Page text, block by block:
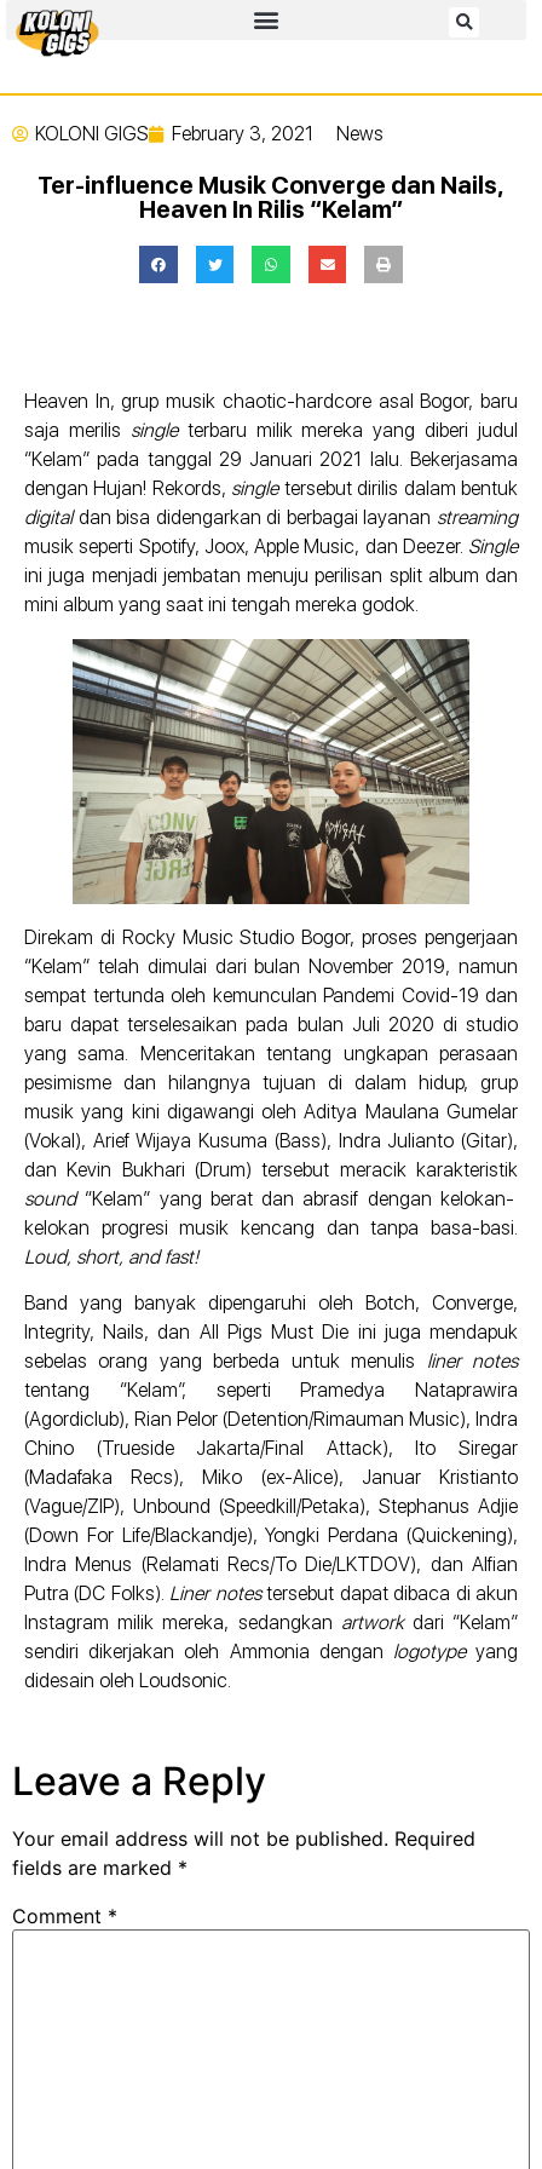
KOLONI GIGS February 3, 2021 News
Ter-influence Musik Converge dan Nails,
Heaven In Rilis “Kelam”
Heaven In, grup musik chaotic-hardcore asal Bogor, baru
saja merilis singleterbaru milik mereka yang diberi judul
“Kelam” pada tanggal 29 Januari 2021 lalu. Bekerjasama
dengan Hujan! Rekords, singletersebut dirilis dalam bentuk
digitaldan bisa didengarkan di berbagai layanan streaming
musik seperti Spotify, Joox, Apple Music, dan Deezer. Single
ini juga menjadi jembatan menuju perilisan split album dan
mini album yang saat ini tengah mereka godok.
Direkam di Rocky Music Studio Bogor, proses pengerjaan
“Kelam” telah dimulai dari bulan November 2019, namun
sempat tertunda oleh kemunculan Pandemi Covid-19 dan
baru dapat terselesaikan pada bulan Juli 2020 di studio
yang sama. Menceritakan tentang ungkapan perasaan
pesimisme dan hilangnya tujuan di dalam hidup, grup
musik yang kini digawangi oleh Aditya Maulana Gumelar
(Vokal), Arief Wijaya Kusuma (Bass), Indra Julianto (Gitar),
dan Kevin Bukhari (Drum) tersebut meracik karakteristik
sound“Kelam” yang berat dan abrasif dengan kelokan-
kelokan progresi musik kencang dan tanpa basa-basi.
Loud, short, and fast!
Band yang banyak dipengaruhi oleh Botch, Converge,
Integrity, Nails, dan All Pigs Must Die ini juga mendapuk
sebelas orang yang berbeda untuk menulis liner notes
tentang “Kelam”, seperti Pramedya Nataprawira
(Agordiclub), Rian Pelor (Detention/Rimauman Music), Indra
Chino (Trueside Jakarta/Final Attack), Ito Siregar
(Madafaka Recs), Miko (ex-Alice), Januar Kristianto
(Vague/ZIP), Unbound (Speedkill/Petaka), Stephanus Adjie
(Down For Life/Blackandje), Yongki Perdana (Quickening),
Indra Menus (Relamati Recs/To Die/LKTDOV), dan Alfian
Putra (DC Folks). Liner notestersebut dapat dibaca di akun
Instagram milik mereka, sedangkan artwork dari “Kelam”
sendiri dikerjakan oleh Ammonia dengan logotypeyang
didesain oleh Loudsonic.
Leave a Reply
Your email address will not be published. Required
fields are marked *
Comment *